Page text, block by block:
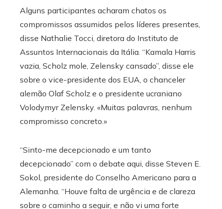
Alguns participantes acharam chatos os
compromissos assumidos pelos líderes presentes,
disse Nathalie Tocci, diretora do Instituto de
Assuntos Internacionais da Itália. “Kamala Harris
vazia, Scholz mole, Zelensky cansado”, disse ele
sobre o vice-presidente dos EUA, o chanceler
alemão Olaf Scholz e o presidente ucraniano
Volodymyr Zelensky. «Muitas palavras, nenhum
compromisso concreto.»
“Sinto-me decepcionado e um tanto
decepcionado” com o debate aqui, disse Steven E.
Sokol, presidente do Conselho Americano para a
Alemanha. “Houve falta de urgência e de clareza
sobre o caminho a seguir, e não vi uma forte